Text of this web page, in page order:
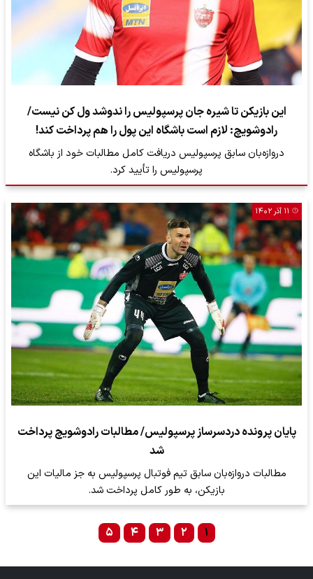
این بازیکن تا شیره جان پرسپولیس را ندوشد ول کن نیست/
رادوشویچ: لازم است باشگاه این پول را هم پرداخت کند!
دروازه‌بان سابق پرسپولیس دریافت کامل مطالبات خود از باشگاه
پرسپولیس را تأیید کرد.
۱۱ آذر ۱۴۰۲
پایان پرونده دردسرساز پرسپولیس/ مطالبات رادوشویچ پرداخت
شد
مطالبات دروازه‌بان سابق تیم فوتبال پرسپولیس به جز مالیات این
بازیکن، به طور کامل پرداخت شد.
۱ ۲ ۳ ۴ ۵